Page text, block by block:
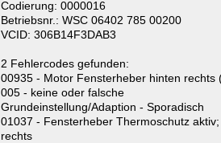
Codierung: 0000016
Betriebsnr.: WSC 06402 785 00200
VCID: 306B14F3DAB3
2 Fehlercodes gefunden:
00935 - Motor Fensterheber hinten rechts
005 - keine oder falsche
Grundeinstellung/Adaption - Sporadisch
01037 - Fensterheber Thermoschutz
rechts